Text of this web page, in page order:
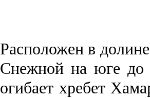
Рас­положен в
Снежной на юге до
огибает хребет